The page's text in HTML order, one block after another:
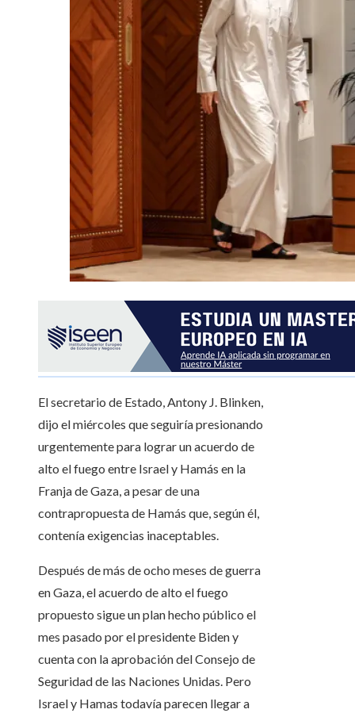
El secretario de Estado, Antony J. Blinken,
dijo el miércoles que seguiría presionando
urgentemente para lograr un acuerdo de
alto el fuego entre Israel y Hamás en la
Franja de Gaza, a pesar de una
contrapropuesta de Hamás que, según él,
contenía exigencias inaceptables.
Después de más de ocho meses de guerra
en Gaza, el acuerdo de alto el fuego
propuesto sigue un plan hecho público el
mes pasado por el presidente Biden y
cuenta con la aprobación del Consejo de
Seguridad de las Naciones Unidas. Pero
Israel y Hamas todavía parecen llegar a